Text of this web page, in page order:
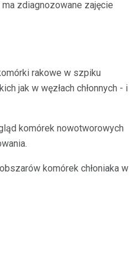
zdiagnozowane zajęcie
rakowe w szpiku
jak w węzłach chłonnych - i
komórek nowotworowych
komórek chłoniaka w